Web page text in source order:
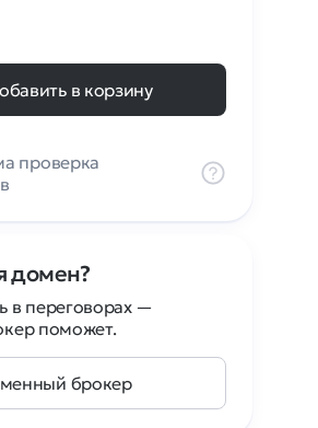
в корзину
проверка
домен?
в переговорах —
поможет.
брокер